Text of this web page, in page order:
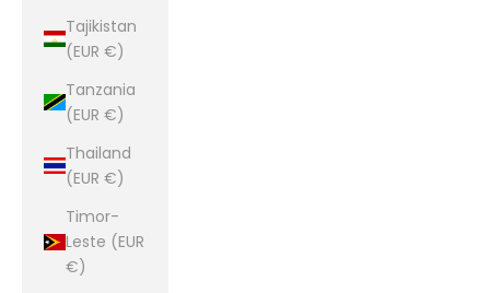
Tajikistan
(EUR €)
Tanzania
(EUR €)
Thailand
(EUR €)
Timor-
Leste (EUR
€)